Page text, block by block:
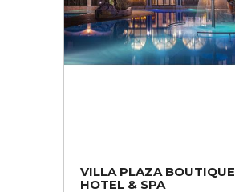
VILLA PLAZA BOUTIQUE
HOTEL & SPA